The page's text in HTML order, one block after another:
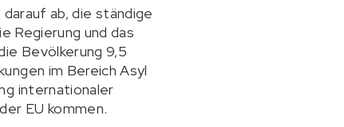
ab, die ständige
Regierung und das
Bevölkerung 9,5
im Bereich Asyl
internationaler
EU kommen.